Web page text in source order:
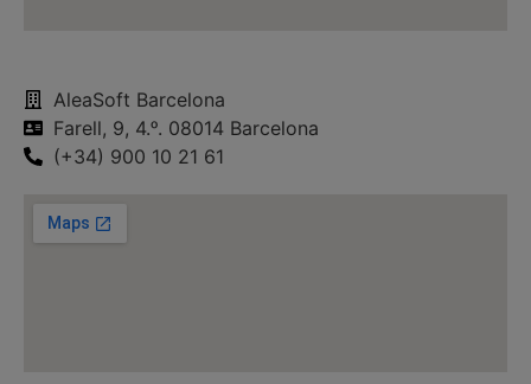
AleaSoft Barcelona
Farell, 9, 4.ᵒ. 08014 Barcelona
(+34) 900 10 21 61